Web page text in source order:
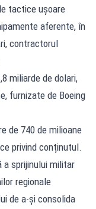
tactice ușoare
aferente, în
contractorul
miliarde de dolari,
furnizate de Boeing
de 740 de milioane
privind conținutul.
a sprijinului militar
regionale
de a-și consolida